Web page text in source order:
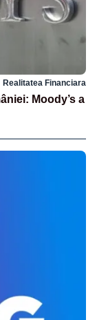
Realitatea Financiara
Moody’s a